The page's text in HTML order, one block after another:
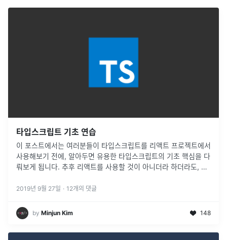
타입스크립트 기초 연습
이 포스트에서는 여러분들이 타입스크립트를 리액트 프로젝트에서
사용해보기 전에, 알아두면 유용한 타입스크립트의 기초 핵심을 다
뤄보게 됩니다. 추후 리액트를 사용할 것이 아니더라 하더라도, 이
어떤 도움을 얻을 수 있는지 갈피를 잡을 수 있게 되어 입문에 도움
2019년 9월 27일 · 12개의 댓글
by Minjun Kim 148